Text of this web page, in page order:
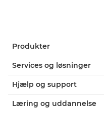
Produkter
Services og løsninger
Hjælp og support
Læring og uddannelse